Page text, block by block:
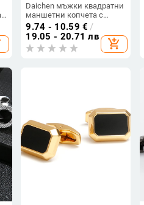
Daichen мъжки квадратни
маншетни копчета с
форма на часовник,
зелени
9.74 - 10.59 € /
19.05 - 20.71 лв
add_shopping_cart